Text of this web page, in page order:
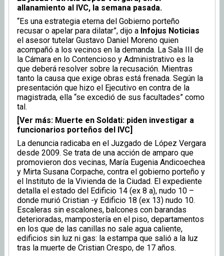
allanamiento al IVC, la semana pasada.
“Es una estrategia eterna del Gobierno porteño
recusar o apelar para dilatar”, dijo a Infojus Noticias
el asesor tutelar Gustavo Daniel Moreno quien
acompañó a los vecinos en la demanda. La Sala III de
la Cámara en lo Contencioso y Administrativo es la
que deberá resolver sobre la recusación. Mientras
tanto la causa que exige obras está frenada. Según la
presentación que hizo el Ejecutivo en contra de la
magistrada, ella “se excedió de sus facultades” como
tal.
[Ver más: Muerte en Soldati: piden investigar a
funcionarios porteños del IVC]
La denuncia radicaba en el Juzgado de López Vergara
desde 2009. Se trata de una acción de amparo que
promovieron dos vecinas, María Eugenia Andicoechea
y Mirta Susana Corpache, contra el gobierno porteño y
el Instituto de la Vivienda de la Ciudad. El expediente
detalla el estado del Edificio 14 (ex 8 a), nudo 10 –
donde murió Cristian -y Edificio 18 (ex 13) nudo 10.
Escaleras sin escalones, balcones con barandas
deterioradas, mampostería en el piso, departamentos
en los que de las canillas no sale agua caliente,
edificios sin luz ni gas: la estampa que salió a la luz
tras la muerte de Cristian Crespo, de 17 años.